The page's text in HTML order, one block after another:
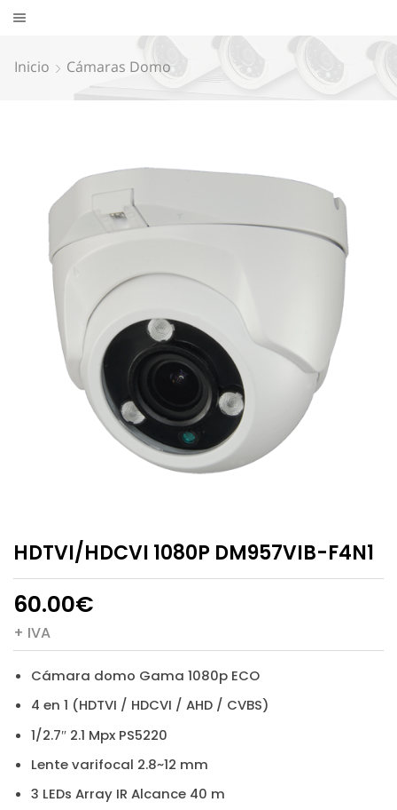
Inicio Cámaras Domo
HDTVI/HDCVI 1080P DM957VIB-F4N1
60.00€
+ IVA
Cámara domo Gama 1080p ECO
4 en 1 (HDTVI / HDCVI / AHD / CVBS)
1/2.7″ 2.1 Mpx PS5220
Lente varifocal 2.8~12 mm
3 LEDs Array IR Alcance 40 m